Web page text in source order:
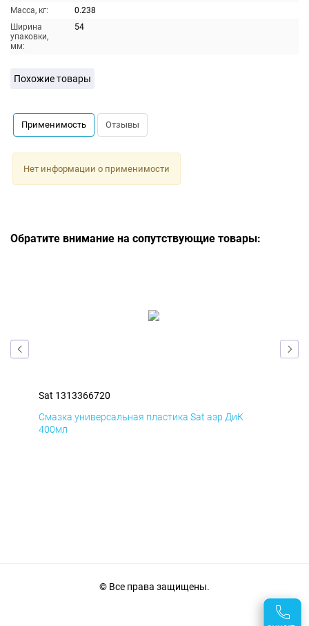
Масса, кг:
0.238
Ширина
упаковки,
мм:
54
Похожие товары
Применимость Отзывы
Нет информации о применимости
Обратите внимание на сопутствующие товары:
Sat 1313366720
Смазка универсальная пластика Sat аэр ДиК
400мл
© Все права защищены.